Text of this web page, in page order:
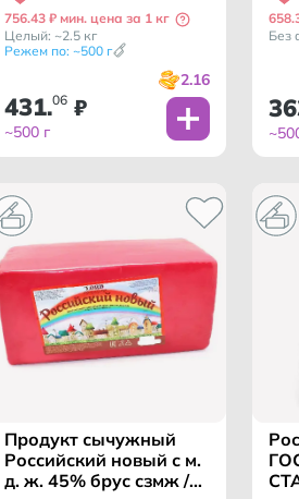
756.43 ₽ мин. цена за 1 кг
Целый: ~2.5 кг
Режем по: ~500 г
2.16
431.06₽
~500 г
Без
Продукт сычужный
Российский новый с м.
д. ж. 45% брус сзмж /